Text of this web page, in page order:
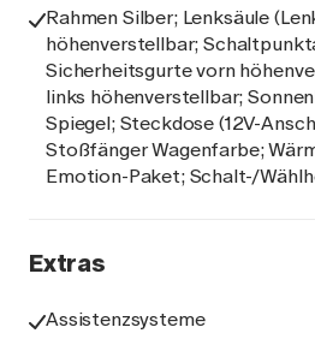
Rahmen Silber; Lenksäule
höhenverstellbar;
Sicherheitsgurte vorn
links höhenverstellbar;
Spiegel; Steckdose (12V-
Stoßfänger Wagenfarbe;
Emotion-Paket; Schalt-/
Extras
Assistenzsysteme